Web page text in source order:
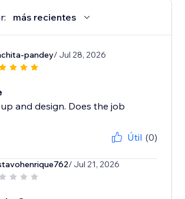
más recientes
pandey/ Jul 28, 2026
and design. Does the job
Útil (0)
/ Jul 21, 2026